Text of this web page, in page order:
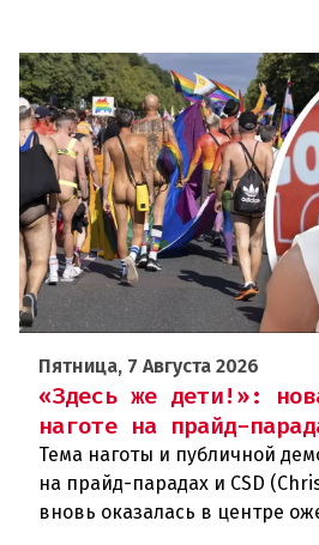
Пятница, 7 Августа 2026
«Здесь же дети!»:
наготе на прайд-
Тема наготы и публичной
на прайд-парадах и CSD
вновь оказалась в центре